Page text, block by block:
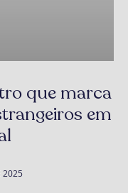
que marca
em
2025